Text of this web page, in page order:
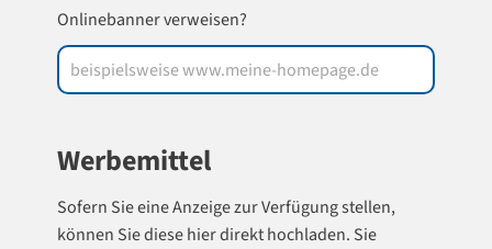
Onlinebanner verweisen?
Werbemittel
Sofern Sie eine Anzeige zur Verfügung stellen,
können Sie diese hier direkt hochladen. Sie